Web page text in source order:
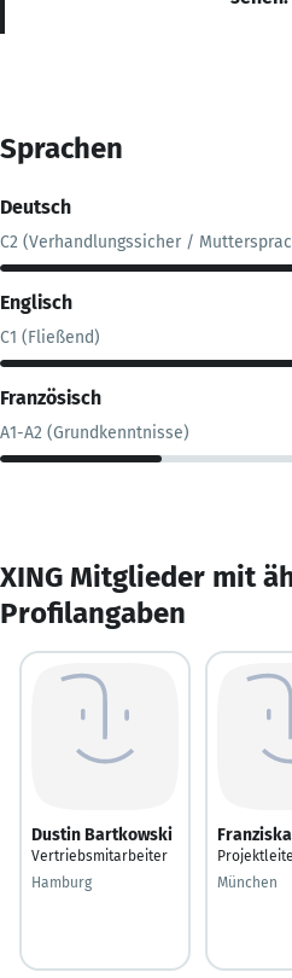
Sprachen
Deutsch
C2 (Verhandlungssicher /
Englisch
C1 (Fließend)
Französisch
A1-A2 (Grundkenntnisse)
XING Mitglieder mit
Profilangaben
Dustin Bartkowski
Vertriebsmitarbeiter
Hamburg
München